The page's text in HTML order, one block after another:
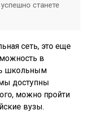
станете
сеть, это еще
в
школьным
доступны
можно пройти
вузы.